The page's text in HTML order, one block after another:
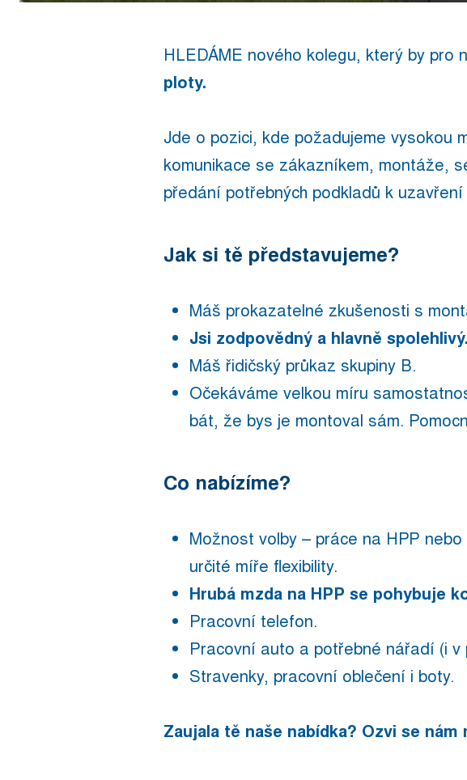
HLEDÁME nového kolegu, který by pro
ploty.
Jde o pozici, kde požadujeme vysokou
komunikace se zákazníkem, montáže,
předání potřebných podkladů k
Jak si tě představujeme?
Máš prokazatelné zkušenosti s
Jsi zodpovědný a hlavně
Máš řidičský průkaz skupiny B.
Očekáváme velkou míru
bát, že bys je montoval sám.
Co nabízíme?
Možnost volby – práce na HPP
určité míře flexibility.
Hrubá mzda na HPP se pohybuje
Pracovní telefon.
Pracovní auto a potřebné nářadí (i v
Stravenky, pracovní oblečení i boty.
Zaujala tě naše nabídka? Ozvi se nám